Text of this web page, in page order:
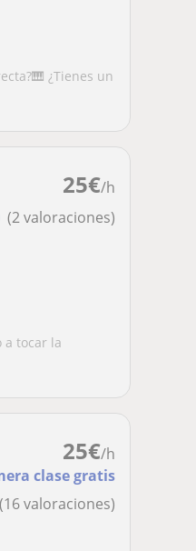
¿Tienes un
25€/h
(2 valoraciones)
a tocar la
25€/h
clase gratis
(16 valoraciones)